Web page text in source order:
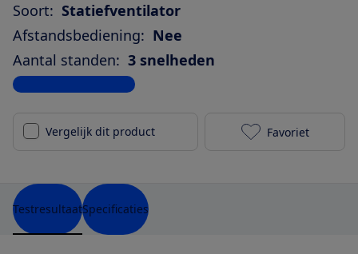
Soort: Statiefventilator
Afstandsbediening: Nee
Aantal standen: 3 snelheden
Bekijk alle specificaties
Vergelijk dit product Tristar VE-
Favoriet
TestresultaatSpecificaties